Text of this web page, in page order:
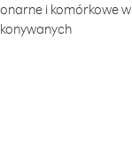
i komórkowe w